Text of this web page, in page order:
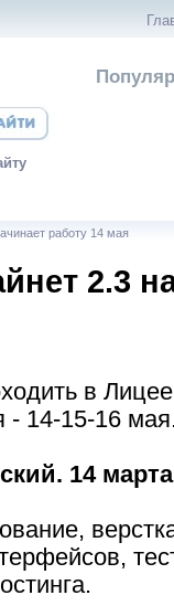
работу 14 мая
2.3
в
- 14-15-16
14 марта